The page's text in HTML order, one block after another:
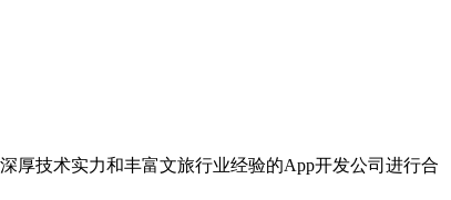
厚技术实力和丰富文旅行业经验的App开发公司进行合